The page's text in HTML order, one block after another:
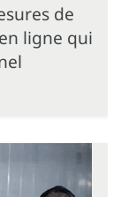
de
ligne qui